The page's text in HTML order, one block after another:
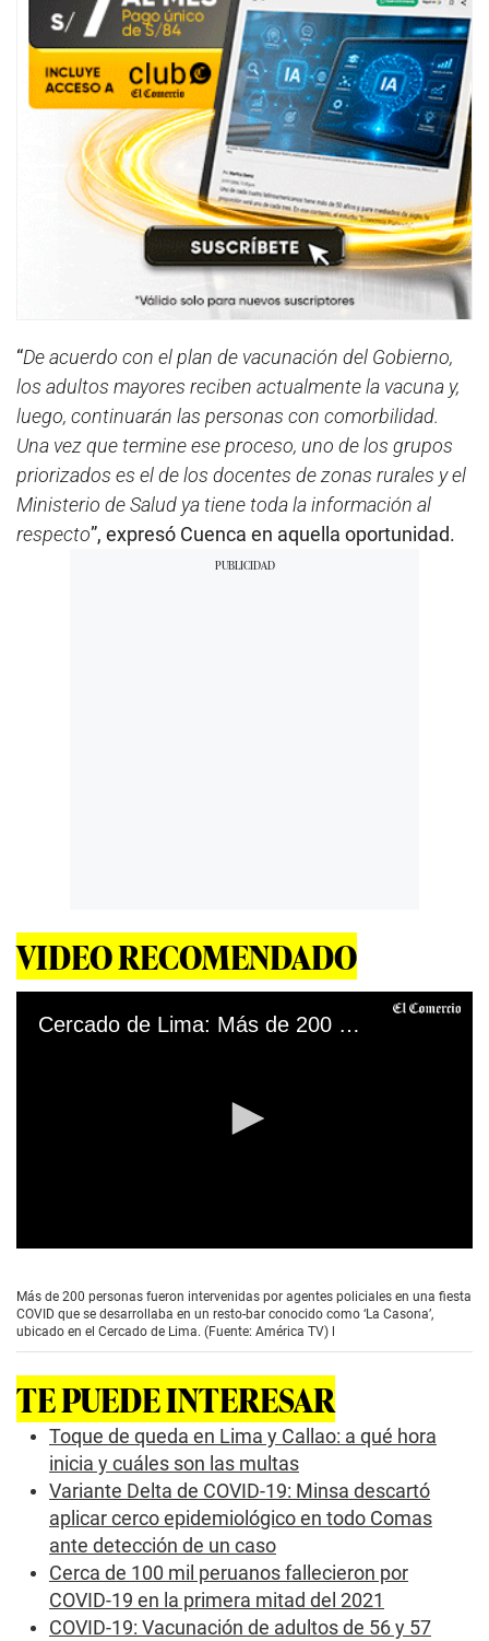
“De acuerdo con el plan de vacunación del Gobierno,
los adultos mayores reciben actualmente la vacuna y,
luego, continuarán las personas con comorbilidad.
Una vez que termine ese proceso, uno de los grupos
priorizados es el de los docentes de zonas rurales y el
Ministerio de Salud ya tiene toda la información al
respecto”, expresó Cuenca en aquella oportunidad.
VIDEO RECOMENDADO
Cercado de Lima: Más de 200 personas son intervenidas en fiesta COVID
e
c
o
s
o
Más de 200 personas fueron intervenidas por agentes policiales en una fiesta
COVID que se desarrollaba en un resto-bar conocido como ‘La Casona’,
ubicado en el Cercado de Lima. (Fuente: América TV) l
TE PUEDE INTERESAR
Toque de queda en Lima y Callao: a qué hora
inicia y cuáles son las multas
Variante Delta de COVID-19: Minsa descartó
aplicar cerco epidemiológico en todo Comas
ante detección de un caso
Cerca de 100 mil peruanos fallecieron por
COVID-19 en la primera mitad del 2021
COVID-19: Vacunación de adultos de 56 y 57